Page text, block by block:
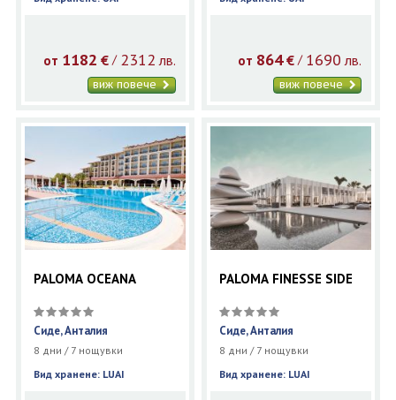
от 1182 €/ 2312 лв.
виж повече
от 864 € / 1690 лв.
виж повече
PALOMA OCEANA
Сиде, Анталия
8 дни / 7 нощувки
Вид хранене: LUAI
PALOMA FINESSE SIDE
Сиде, Анталия
8 дни / 7 нощувки
Вид хранене: LUAI